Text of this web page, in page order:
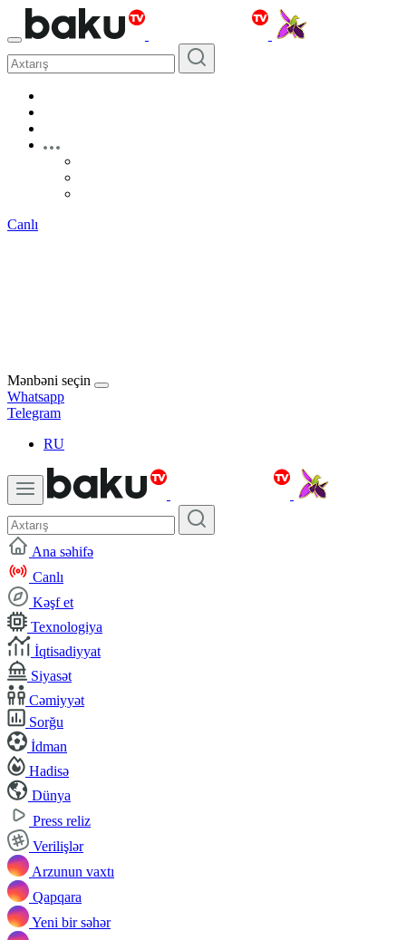
Canlı
Mənbəni seçin
Whatsapp
Telegram
RU
Ana səhifə
Canlı
Kəşf et
Texnologiya
İqtisadiyyat
Siyasət
Cəmiyyət
Sorğu
İdman
Hadisə
Dünya
Press reliz
Verilişlər
Arzunun vaxtı
Qapqara
Yeni bir səhər